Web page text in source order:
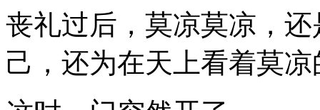
丧礼过后，莫凉莫凉，
己，还为在天上看着莫